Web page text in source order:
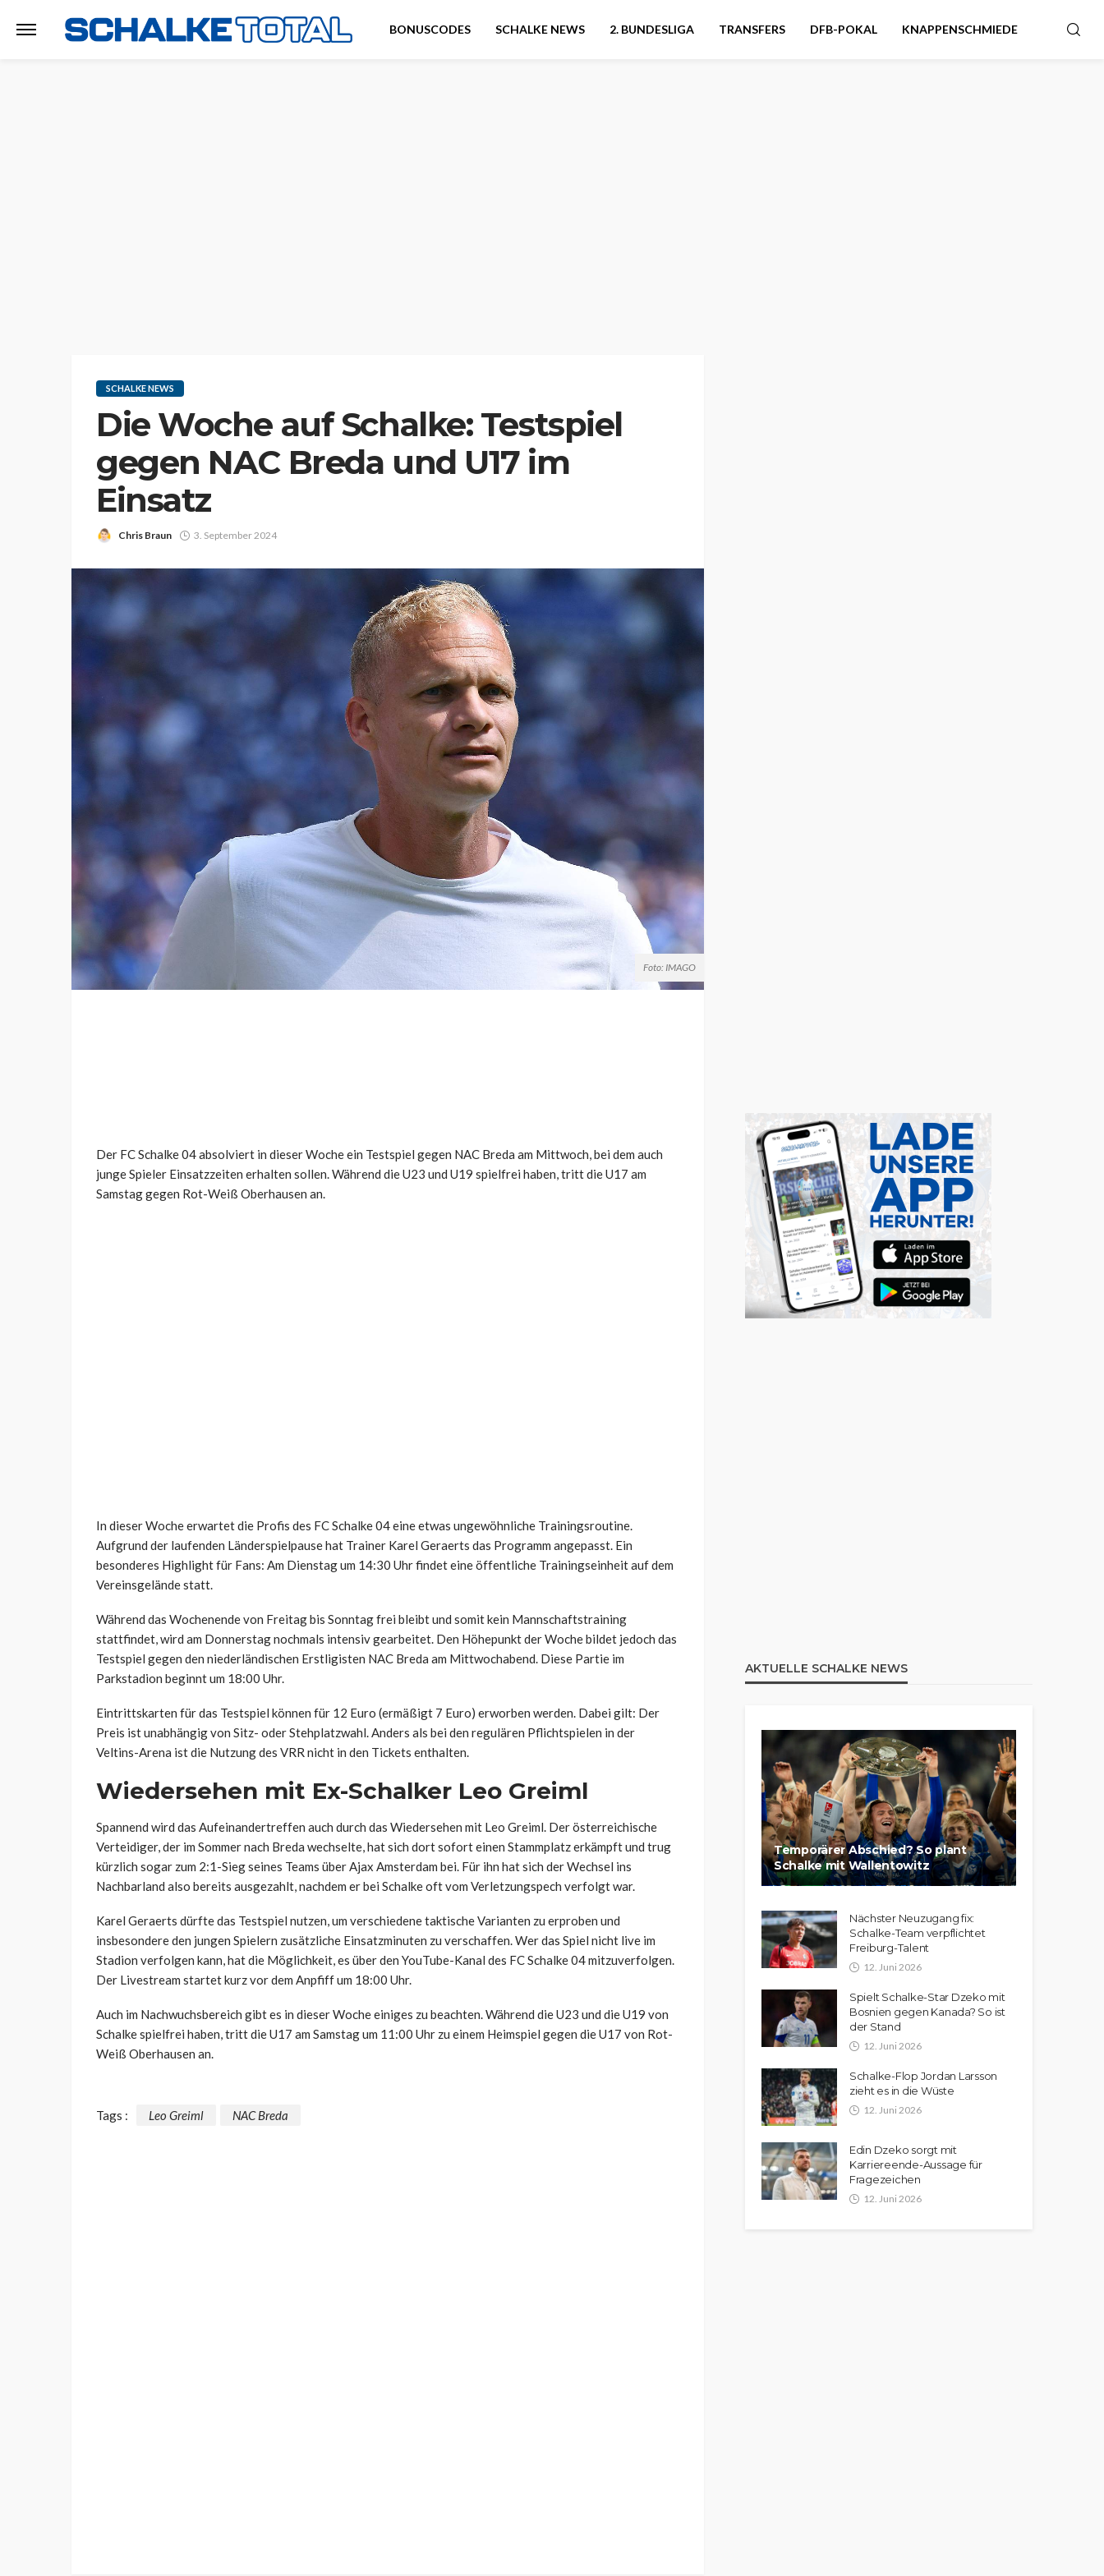
BONUSCODES SCHALKE NEWS 2. BUNDESLIGA TRANSFERS DFB-POKAL KNAPPENSCHMIEDE
SCHALKE NEWS
Die Woche auf Schalke: Testspiel
gegen NAC Breda und U17 im
Einsatz
Chris Braun 3. September 2024
Foto: IMAGO
Der FC Schalke 04 absolviert in dieser Woche ein Testspiel gegen NAC Breda am Mittwoch, bei dem auch
junge Spieler Einsatzzeiten erhalten sollen. Während die U23 und U19 spielfrei haben, tritt die U17 am
Samstag gegen Rot-Weiß Oberhausen an.
In dieser Woche erwartet die Profis des FC Schalke 04 eine etwas ungewöhnliche Trainingsroutine.
Aufgrund der laufenden Länderspielpause hat Trainer Karel Geraerts das Programm angepasst. Ein
besonderes Highlight für Fans: Am Dienstag um 14:30 Uhr findet eine öffentliche Trainingseinheit auf dem
Vereinsgelände statt.
Während das Wochenende von Freitag bis Sonntag frei bleibt und somit kein Mannschaftstraining
stattfindet, wird am Donnerstag nochmals intensiv gearbeitet. Den Höhepunkt der Woche bildet jedoch das
Testspiel gegen den niederländischen Erstligisten NAC Breda am Mittwochabend. Diese Partie im
Parkstadion beginnt um 18:00 Uhr.
Eintrittskarten für das Testspiel können für 12 Euro (ermäßigt 7 Euro) erworben werden. Dabei gilt: Der
Preis ist unabhängig von Sitz- oder Stehplatzwahl. Anders als bei den regulären Pflichtspielen in der
Veltins-Arena ist die Nutzung des VRR nicht in den Tickets enthalten.
Wiedersehen mit Ex-Schalker Leo Greiml
Spannend wird das Aufeinandertreffen auch durch das Wiedersehen mit Leo Greiml. Der österreichische
Verteidiger, der im Sommer nach Breda wechselte, hat sich dort sofort einen Stammplatz erkämpft und trug
kürzlich sogar zum 2:1-Sieg seines Teams über Ajax Amsterdam bei. Für ihn hat sich der Wechsel ins
Nachbarland also bereits ausgezahlt, nachdem er bei Schalke oft vom Verletzungspech verfolgt war.
Karel Geraerts dürfte das Testspiel nutzen, um verschiedene taktische Varianten zu erproben und
insbesondere den jungen Spielern zusätzliche Einsatzminuten zu verschaffen. Wer das Spiel nicht live im
Stadion verfolgen kann, hat die Möglichkeit, es über den YouTube-Kanal des FC Schalke 04 mitzuverfolgen.
Der Livestream startet kurz vor dem Anpfiff um 18:00 Uhr.
Auch im Nachwuchsbereich gibt es in dieser Woche einiges zu beachten. Während die U23 und die U19 von
Schalke spielfrei haben, tritt die U17 am Samstag um 11:00 Uhr zu einem Heimspiel gegen die U17 von Rot-
Weiß Oberhausen an.
Tags : Leo Greiml NAC Breda
AKTUELLE SCHALKE NEWS
Temporärer Abschied? So plant
Schalke mit Wallentowitz
Nächster Neuzugang fix:
Schalke-Team verpflichtet
Freiburg-Talent
12. Juni 2026
Spielt Schalke-Star Dzeko mit
Bosnien gegen Kanada? So ist
der Stand
12. Juni 2026
Schalke-Flop Jordan Larsson
zieht es in die Wüste
12. Juni 2026
Edin Dzeko sorgt mit
Karriereende-Aussage für
Fragezeichen
12. Juni 2026